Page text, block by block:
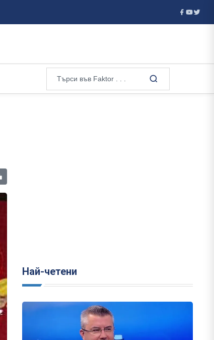
Тодор Тагарев за инцидента при Кардам: Може да не е
Най-четени